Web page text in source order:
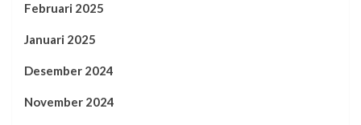
Februari 2025
Januari 2025
Desember 2024
November 2024